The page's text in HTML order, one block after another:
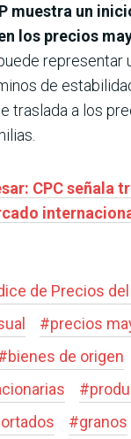
muestra un
los precios
representar
de
traslada a los
CPC señala
de Precios
#precios
bienes de origen
#
#granos